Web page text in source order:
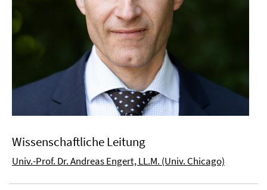
Wissenschaftliche Leitung
Univ.-Prof. Dr. Andreas Engert, LL.M. (Univ. Chicago)